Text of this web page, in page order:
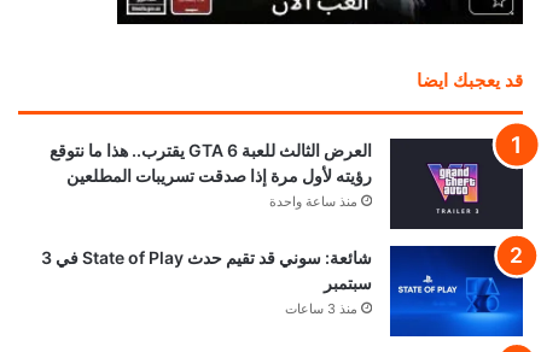
قد يعجبك ايضا
العرض الثالث للعبة GTA 6 يقترب.. هذا ما نتوقع
رؤيته لأول مرة إذا صدقت تسريبات المطلعين
منذ ساعة واحدة
شائعة: سوني قد تقيم حدث State of Play في 3
سبتمبر
منذ 3 ساعات